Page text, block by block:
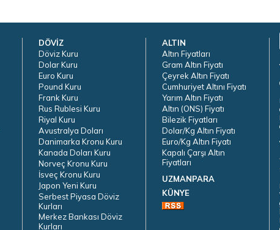
DÖVİZ
Döviz Kuru
Dolar Kuru
Euro Kuru
Pound Kuru
Frank Kuru
Rus Rublesi Kuru
Riyal Kuru
Avustralya Doları
Danimarka Kronu Kuru
Kanada Doları Kuru
Norveç Kronu Kuru
İsveç Kronu Kuru
Japon Yeni Kuru
Serbest Piyasa Döviz
Kurları
Merkez Bankası Döviz
Kurları
ALTIN
Altın Fiyatları
Gram Altın Fiyatı
Çeyrek Altın Fiyatı
Cumhuriyet Altını Fiyatı
Yarım Altın Fiyatı
Altın (ONS) Fiyatı
Bilezik Fiyatları
Dolar/Kg Altın Fiyatı
Euro/Kg Altın Fiyatı
Kapalı Çarşı Altın
Fiyatları
UZMANPARA
KÜNYE